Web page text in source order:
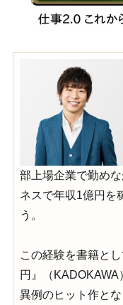
部上場企業で勤め
ネスで年収1億円を
う。
この経験を書籍と
円』（KADOKAWA
異例のヒット作と